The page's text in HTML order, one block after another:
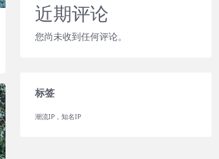
近期评论
您尚未收到任何评论。
标签
潮流IP，知名IP